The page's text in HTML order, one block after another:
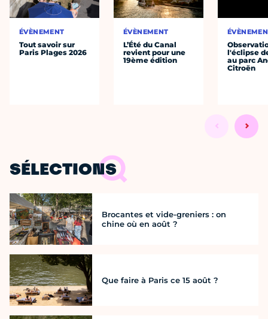
ÉVÈNEMENT
Tout savoir sur
Paris Plages 2026
ÉVÈNEMENT
L’Été du Canal
revient pour une
19ème édition
l'éclipse
au parc
Citroën
SÉLECTIONS
Brocantes et vide-greniers : on
chine où en août ?
Que faire à Paris ce 15 août ?